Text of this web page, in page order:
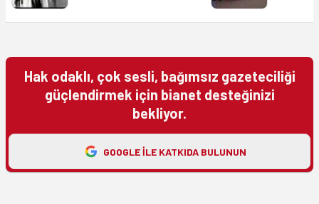
Hak odaklı, çok sesli, bağımsız gazeteciliği
güçlendirmek için bianet desteğinizi
bekliyor.
GOOGLE ILE KATKIDA BULUNUN